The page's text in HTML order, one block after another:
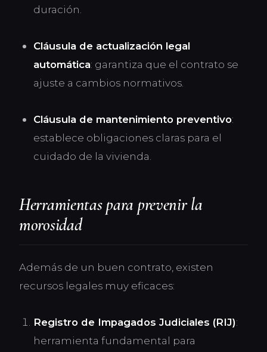
duración.
Cláusula de actualización legal
automática: garantiza que el contrato se
ajuste a cambios normativos.
Cláusula de mantenimiento preventivo:
establece obligaciones claras para el
cuidado de la vivienda.
Herramientas para prevenir la
morosidad
Además de un buen contrato, existen
recursos legales muy eficaces:
Registro de Impagados Judiciales (RIJ):
herramienta fundamental para